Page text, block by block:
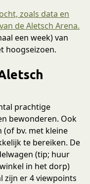
zoals data en
de Aletsch Arena.
een week) van
hoogseizoen.
prachtige
bewonderen. Ook
(of bv. met kleine
te bereiken. De
(tip; huur
in het dorp)
zijn er 4 viewpoints